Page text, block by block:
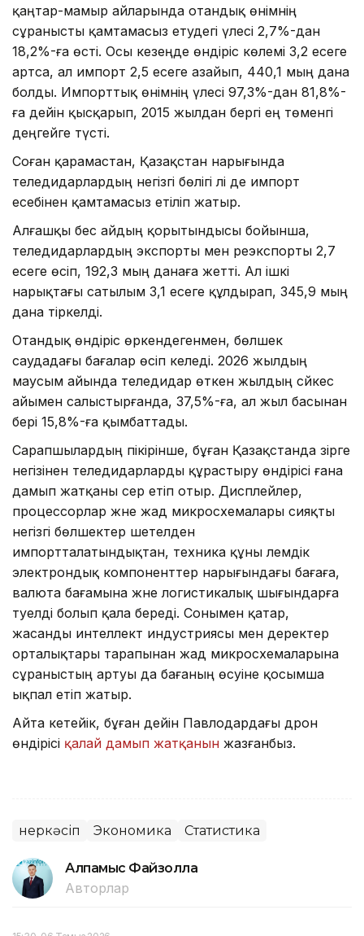
қаңтар-мамыр айларында отандық өнімнің
сұранысты қамтамасыз етудегі үлесі 2,7%-дан
18,2%-ға өсті. Осы кезеңде өндіріс көлемі 3,2 есеге
артса, ал импорт 2,5 есеге азайып, 440,1 мың дана
болды. Импорттық өнімнің үлесі 97,3%-дан 81,8%-
ға дейін қысқарып, 2015 жылдан бергі ең төменгі
деңгейге түсті.
Соған қарамастан, Қазақстан нарығында
теледидарлардың негізгі бөлігі әлі де импорт
есебінен қамтамасыз етіліп жатыр.
Алғашқы бес айдың қорытындысы бойынша,
теледидарлардың экспорты мен реэкспорты 2,7
есеге өсіп, 192,3 мың данаға жетті. Ал ішкі
нарықтағы сатылым 3,1 есеге құлдырап, 345,9 мың
дана тіркелді.
Отандық өндіріс өркендегенмен, бөлшек
саудадағы бағалар өсіп келеді. 2026 жылдың
маусым айында теледидар өткен жылдың сәйкес
айымен салыстырғанда, 37,5%-ға, ал жыл басынан
бері 15,8%-ға қымбаттады.
Сарапшылардың пікірінше, бұған Қазақстанда әзірге
негізінен теледидарларды құрастыру өндірісі ғана
дамып жатқаны әсер етіп отыр. Дисплейлер,
процессорлар және жад микросхемалары сияқты
негізгі бөлшектер шетелден
импортталатындықтан, техника құны әлемдік
электрондық компоненттер нарығындағы бағаға,
валюта бағамына және логистикалық шығындарға
тәуелді болып қала береді. Сонымен қатар,
жасанды интеллект индустриясы мен деректер
орталықтары тарапынан жад микросхемаларына
сұраныстың артуы да бағаның өсуіне қосымша
ықпал етіп жатыр.
Айта кетейік, бұған дейін Павлодардағы дрон
өндірісі қалай дамып жатқанын жазғанбыз.
Өнеркәсіп Экономика Статистика
Алпамыс Файзолла
Авторлар